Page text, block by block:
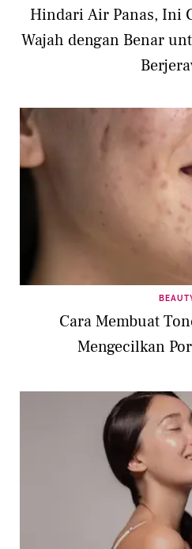
Hindari Air Panas, Ini
Wajah dengan Benar
Cara Membuat
Mengecilkan